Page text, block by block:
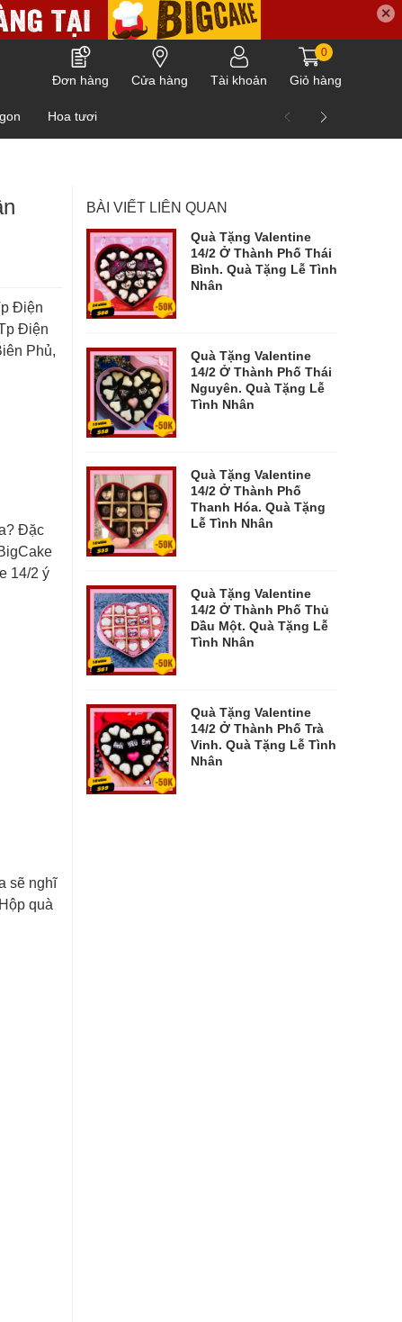
✕
Đơn hàng Cửa hàng Tài khoản
0
Giỏ hàng
Hoa tươi
Điện
Điện
Phủ,
Đặc
14/2 ý
sẽ nghĩ
quà
BÀI VIẾT LIÊN QUAN
Quà Tặng Valentine
14/2 Ở Thành Phố Thái
Bình. Quà Tặng Lễ Tình
Nhân
Quà Tặng Valentine
14/2 Ở Thành Phố Thái
Nguyên. Quà Tặng Lễ
Tình Nhân
Quà Tặng Valentine
14/2 Ở Thành Phố
Thanh Hóa. Quà Tặng
Lễ Tình Nhân
Quà Tặng Valentine
14/2 Ở Thành Phố Thủ
Dầu Một. Quà Tặng Lễ
Tình Nhân
Quà Tặng Valentine
14/2 Ở Thành Phố Trà
Vinh. Quà Tặng Lễ Tình
Nhân